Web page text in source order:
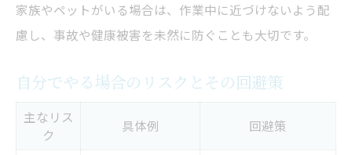
家族やペットがいる場合は、作業中に近づけないよう配
慮し、事故や健康被害を未然に防ぐことも大切です。
自分でやる場合のリスクとその回避策
主なリス
ク
具体例 回避策